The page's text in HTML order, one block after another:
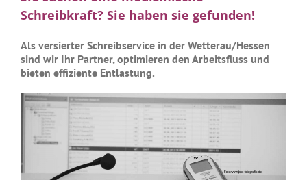
Schreibkraft? Sie haben sie gefunden!
Als versierter Schreibservice in der Wetterau/Hessen
sind wir Ihr Partner, optimieren den Arbeitsfluss und
bieten effiziente Entlastung.